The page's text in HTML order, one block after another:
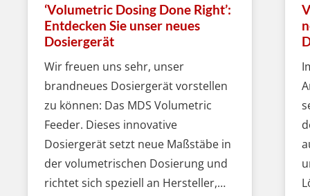
‘Volumetric Dosing Done Right’:
Entdecken Sie unser neues
Dosiergerät
Wir freuen uns sehr, unser
brandneues Dosiergerät vorstellen
zu können: Das MDS Volumetric
Feeder. Dieses innovative
Dosiergerät setzt neue Maßstäbe in
der volumetrischen Dosierung und
richtet sich speziell an Hersteller,…